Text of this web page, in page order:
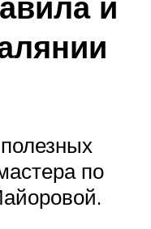
по